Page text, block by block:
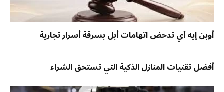
أوبن إيه آي تدحض اتهامات أبل بسرقة أسرار تجارية
أفضل تقنيات المنازل الذكية التي تستحق الشراء